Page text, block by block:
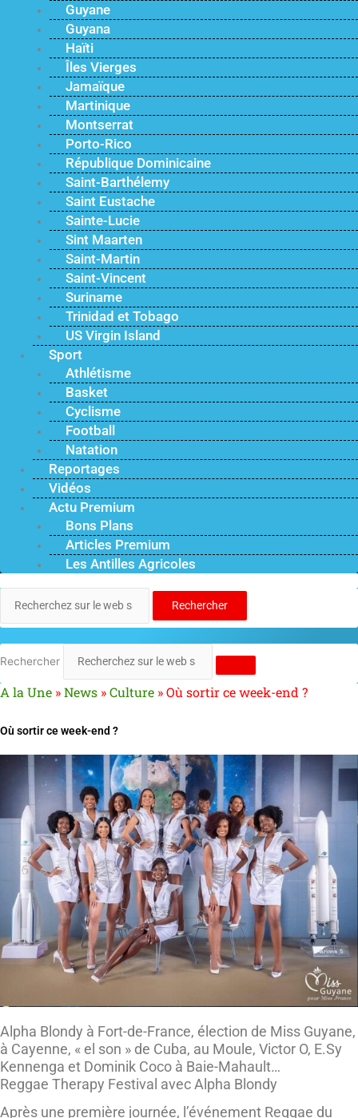
Guyane
Guyana
Haïti
Îles Vierges
Jamaïque
Martinique
Montserrat
Porto-Rico
République Dominicaine
Saint-Barthélemy
Saint Eustache
Sainte-Lucie
Sint Maarten
Saint-Martin
Saint-Vincent
Suriname
Trinidad et Tobago
US Virgin Island
Sport
Athlétisme
Basket
Cyclisme
Football
Natation
Reportages
Vidéos
Actu Premium
Bons Plans
Articles Premium
Les Antilles Agricoles
Rechercher
Rechercher
A la Une »News »Culture »Où sortir ce week-end ?
Où sortir ce week-end ?
Alpha Blondy à Fort-de-France, élection de Miss Guyane,
à Cayenne, « el son » de Cuba, au Moule, Victor O, E.Sy
Kennenga et Dominik Coco à Baie-Mahault…
Reggae Therapy Festival avec Alpha Blondy
Après une première journée, l’événement Reggae du